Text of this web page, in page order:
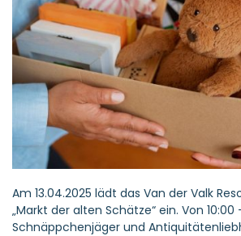
Am 13.04.2025 lädt das Van der Valk
„Markt der alten Schätze“ ein. Von 10:00
Schnäppchenjäger und